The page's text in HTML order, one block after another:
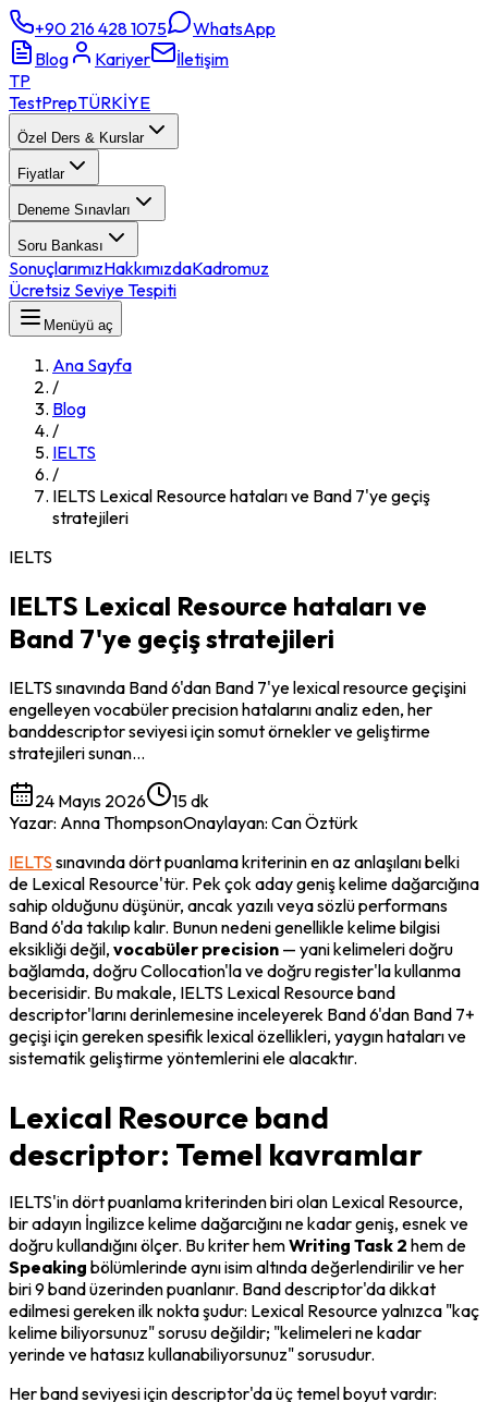
+90 216 428 1075
WhatsApp
Blog
Kariyer
İletişim
TP
TestPrepTÜRKİYE
Özel Ders & Kurslar
Fiyatlar
Deneme Sınavları
Soru Bankası
SonuçlarımızHakkımızdaKadromuz
Ücretsiz Seviye Tespiti
Menüyü aç
Ana Sayfa
/
Blog
/
IELTS
/
IELTS Lexical Resource hataları ve Band 7'ye geçiş
stratejileri
IELTS
IELTS Lexical Resource hataları ve
Band 7'ye geçiş stratejileri
IELTS sınavında Band 6'dan Band 7'ye lexical resource geçişini
engelleyen vocabüler precision hatalarını analiz eden, her
banddescriptor seviyesi için somut örnekler ve geliştirme
stratejileri sunan…
24 Mayıs 2026
15 dk
Yazar: Anna ThompsonOnaylayan: Can Öztürk
IELTS sınavında dört puanlama kriterinin en az anlaşılanı belki
de Lexical Resource'tür. Pek çok aday geniş kelime dağarcığına
sahip olduğunu düşünür, ancak yazılı veya sözlü performans
Band 6'da takılıp kalır. Bunun nedeni genellikle kelime bilgisi
eksikliği değil, vocabüler precision — yani kelimeleri doğru
bağlamda, doğru Collocation'la ve doğru register'la kullanma
becerisidir. Bu makale, IELTS Lexical Resource band
descriptor'larını derinlemesine inceleyerek Band 6'dan Band 7+
geçişi için gereken spesifik lexical özellikleri, yaygın hataları ve
sistematik geliştirme yöntemlerini ele alacaktır.
Lexical Resource band
descriptor: Temel kavramlar
IELTS'in dört puanlama kriterinden biri olan Lexical Resource,
bir adayın İngilizce kelime dağarcığını ne kadar geniş, esnek ve
doğru kullandığını ölçer. Bu kriter hem Writing Task 2
Speaking bölümlerinde aynı isim altında değerlendirilir ve her
biri 9 band üzerinden puanlanır. Band descriptor'da dikkat
edilmesi gereken ilk nokta şudur: Lexical Resource yalnızca "kaç
kelime biliyorsunuz" sorusu değildir; "kelimeleri ne kadar
yerinde ve hatasız kullanabiliyorsunuz" sorusudur.